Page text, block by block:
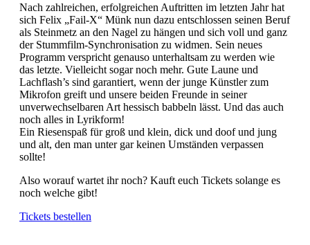
Nach zahlreichen, erfolgreichen Auftritten im letzten Jahr hat
sich Felix „Fail-X“ Münk nun dazu entschlossen seinen Beruf
als Steinmetz an den Nagel zu hängen und sich voll und ganz
der Stummfilm-Synchronisation zu widmen. Sein neues
Programm verspricht genauso unterhaltsam zu werden wie
das letzte. Vielleicht sogar noch mehr. Gute Laune und
Lachflash’s sind garantiert, wenn der junge Künstler zum
Mikrofon greift und unsere beiden Freunde in seiner
unverwechselbaren Art hessisch babbeln lässt. Und das auch
noch alles in Lyrikform!
Ein Riesenspaß für groß und klein, dick und doof und jung
und alt, den man unter gar keinen Umständen verpassen
sollte!
Also worauf wartet ihr noch? Kauft euch Tickets solange es
noch welche gibt!
Tickets bestellen